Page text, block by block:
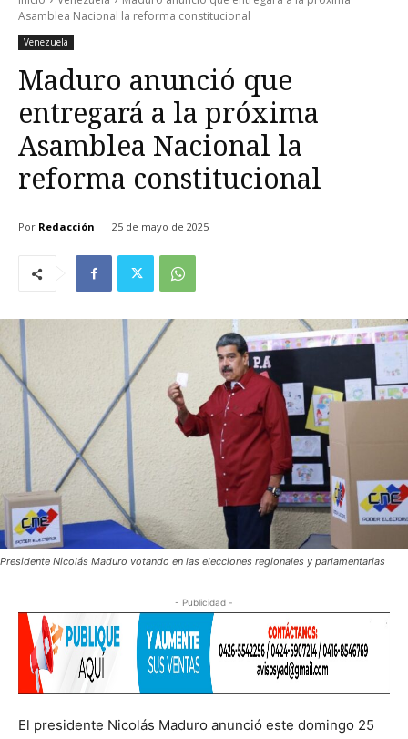
Asamblea Nacional la reforma constitucional
Venezuela
Maduro anunció que
entregará a la próxima
Asamblea Nacional la
reforma constitucional
Por Redacción 25 de mayo de 2025
Presidente Nicolás Maduro votando en las elecciones regionales y parlamentarias
- Publicidad -
El presidente Nicolás Maduro anunció este domingo 25